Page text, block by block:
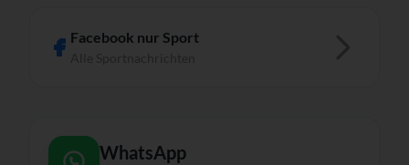
Facebook nur Sport
WhatsApp